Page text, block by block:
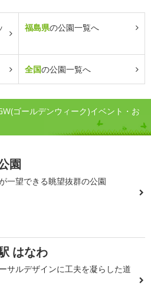
福島県の公園一覧へ
全国の公園一覧へ
ゴールデンウィーク)イベント・お
園
一望できる眺望抜群の公園
はなわ
サルデザインに工夫を凝らした道